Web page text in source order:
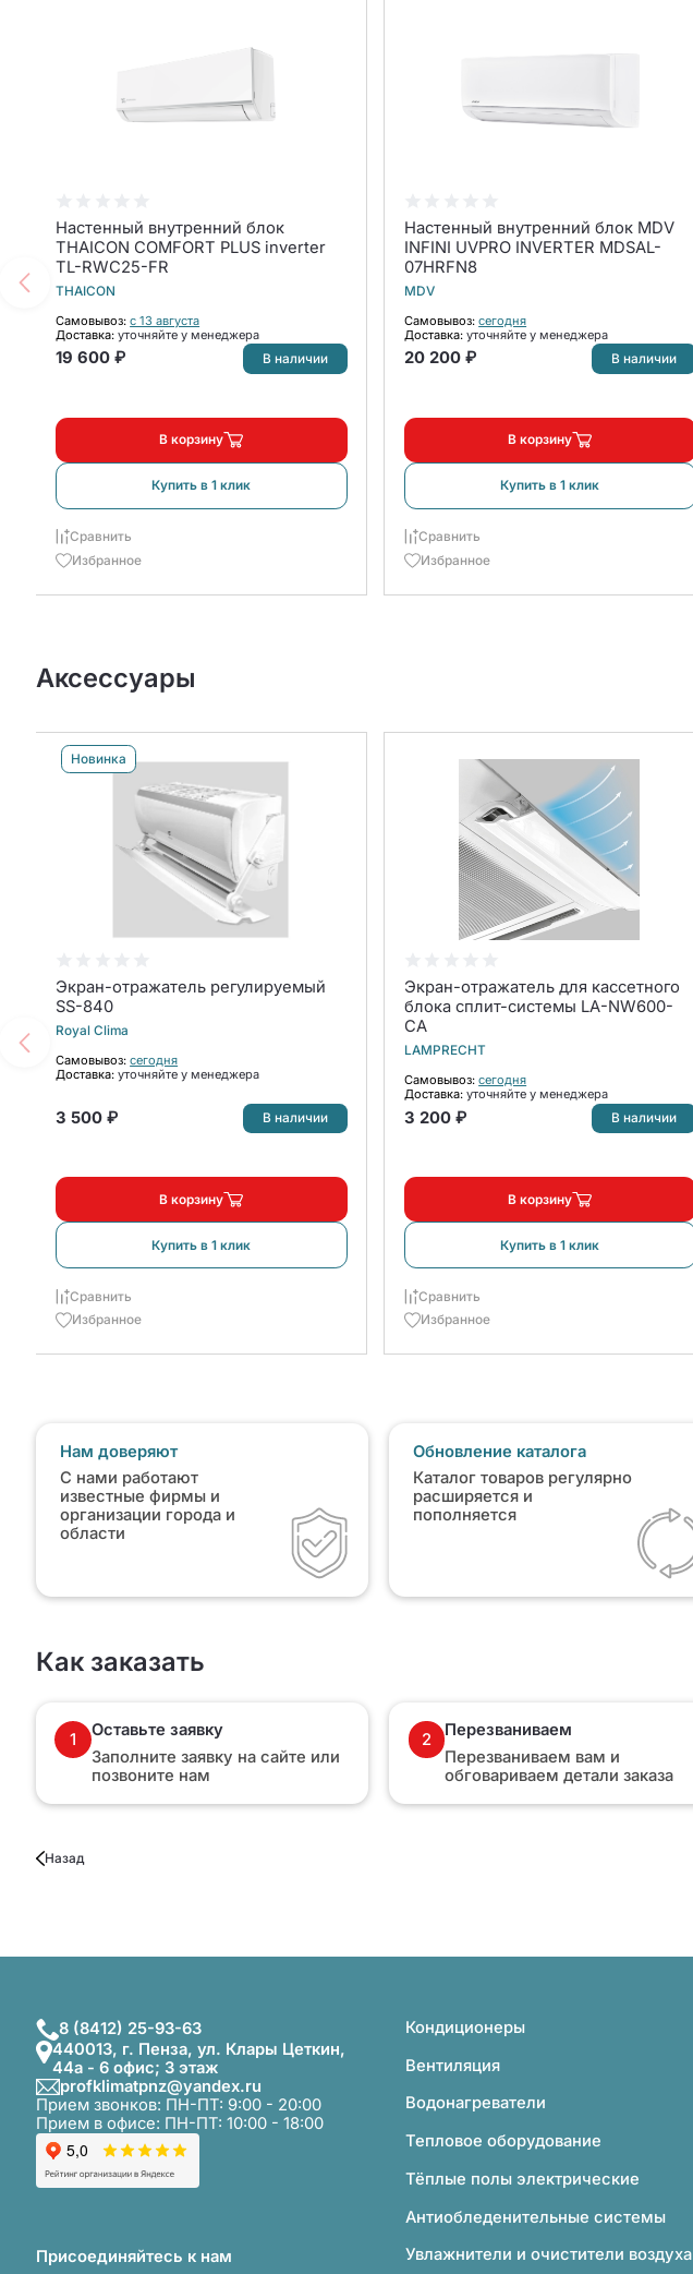
Настенный внутренний блок
THAICON COMFORT PLUS inverter
TL-RWC25-FR
THAICON
Самовывоз: с 13 августа
Доставка: уточняйте у менеджера
19 600 ₽ В наличии
В корзину
Купить в 1 клик
Сравнить
Избранное
Настенный внутренний блок MDV
INFINI UVPRO INVERTER MDSAL-
07HRFN8
MDV
Самовывоз: сегодня
Доставка: уточняйте у менеджера
20 200 ₽ В наличии
В корзину
Купить в 1 клик
Сравнить
Избранное
Аксессуары
Новинка
Экран-отражатель регулируемый
SS-840
Royal Clima
Самовывоз: сегодня
Доставка: уточняйте у менеджера
3 500 ₽ В наличии
В корзину
Купить в 1 клик
Сравнить
Избранное
Экран-отражатель для кассетного
блока сплит-системы LA-NW600-
CA
LAMPRECHT
Самовывоз: сегодня
Доставка: уточняйте у менеджера
3 200 ₽ В наличии
В корзину
Купить в 1 клик
Сравнить
Избранное
Нам доверяют
С нами работают
известные фирмы и
организации города и
области
Обновление каталога
Каталог товаров регулярно
расширяется и
пополняется
Как заказать
1
Оставьте заявку
Заполните заявку на сайте или
позвоните нам
2
Перезваниваем
Перезваниваем вам и
обговариваем детали заказа
Назад
8 (8412) 25-93-63
440013, г. Пенза, ул. Клары Цеткин,
44а - 6 офис; 3 этаж
profklimatpnz@yandex.ru
Прием звонков: ПН-ПТ: 9:00 - 20:00
Прием в офисе: ПН-ПТ: 10:00 - 18:00
Присоединяйтесь к нам
Кондиционеры
Вентиляция
Водонагреватели
Тепловое оборудование
Тёплые полы электрические
Антиобледенительные системы
Увлажнители и очистители воздуха